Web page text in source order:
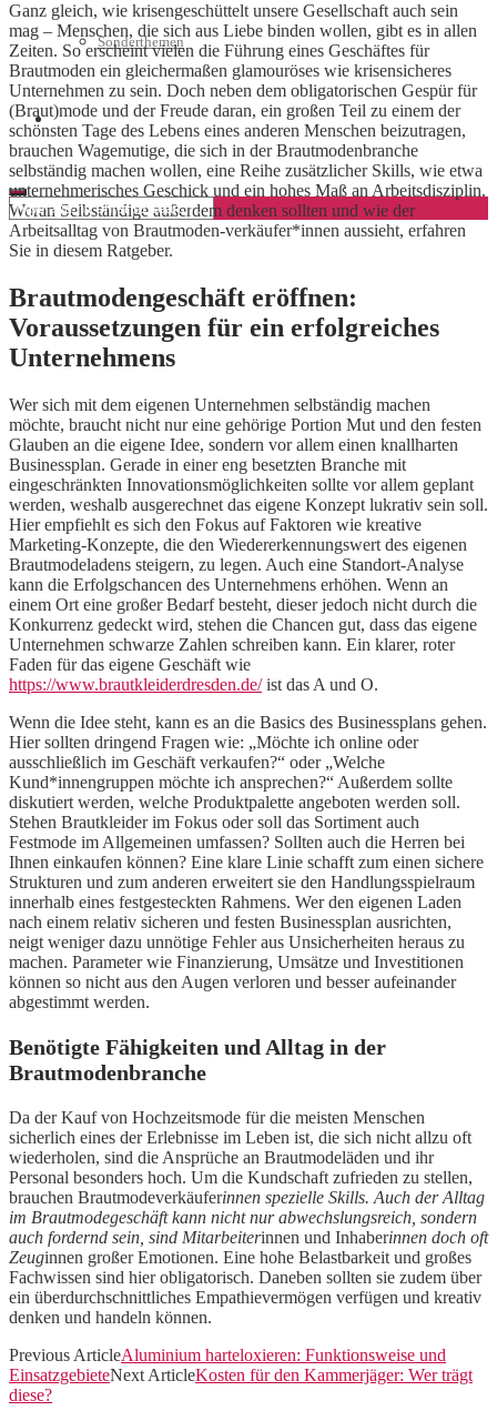
Sonderthemen
Geschäftskonto eröffnen
Ganz gleich, wie krisengeschüttelt unsere Gesellschaft auch sein
mag – Menschen, die sich aus Liebe binden wollen, gibt es in allen
Zeiten. So erscheint vielen die Führung eines Geschäftes für
Brautmoden ein gleichermaßen glamouröses wie krisensicheres
Unternehmen zu sein. Doch neben dem obligatorischen Gespür für
(Braut)mode und der Freude daran, ein großen Teil zu einem der
schönsten Tage des Lebens eines anderen Menschen beizutragen,
brauchen Wagemutige, die sich in der Brautmodenbranche
selbständig machen wollen, eine Reihe zusätzlicher Skills, wie etwa
unternehmerisches Geschick und ein hohes Maß an Arbeitsdisziplin.
Woran Selbständige außerdem denken sollten und wie der
Arbeitsalltag von Brautmoden-verkäufer*innen aussieht, erfahren
Sie in diesem Ratgeber.
Brautmodengeschäft eröffnen:
Voraussetzungen für ein erfolgreiches
Unternehmens
Wer sich mit dem eigenen Unternehmen selbständig machen
möchte, braucht nicht nur eine gehörige Portion Mut und den festen
Glauben an die eigene Idee, sondern vor allem einen knallharten
Businessplan. Gerade in einer eng besetzten Branche mit
eingeschränkten Innovationsmöglichkeiten sollte vor allem geplant
werden, weshalb ausgerechnet das eigene Konzept lukrativ sein soll.
Hier empfiehlt es sich den Fokus auf Faktoren wie kreative
Marketing-Konzepte, die den Wiedererkennungswert des eigenen
Brautmodeladens steigern, zu legen. Auch eine Standort-Analyse
kann die Erfolgschancen des Unternehmens erhöhen. Wenn an
einem Ort eine großer Bedarf besteht, dieser jedoch nicht durch die
Konkurrenz gedeckt wird, stehen die Chancen gut, dass das eigene
Unternehmen schwarze Zahlen schreiben kann. Ein klarer, roter
Faden für das eigene Geschäft wie
https://www.brautkleiderdresden.de/ist das A und O.
Wenn die Idee steht, kann es an die Basics des Businessplans gehen.
Hier sollten dringend Fragen wie: „Möchte ich online oder
ausschließlich im Geschäft verkaufen?“ oder „Welche
Kund*innengruppen möchte ich ansprechen?“ Außerdem sollte
diskutiert werden, welche Produktpalette angeboten werden soll.
Stehen Brautkleider im Fokus oder soll das Sortiment auch
Festmode im Allgemeinen umfassen? Sollten auch die Herren bei
Ihnen einkaufen können? Eine klare Linie schafft zum einen sichere
Strukturen und zum anderen erweitert sie den Handlungsspielraum
innerhalb eines festgesteckten Rahmens. Wer den eigenen Laden
nach einem relativ sicheren und festen Businessplan ausrichten,
neigt weniger dazu unnötige Fehler aus Unsicherheiten heraus zu
machen. Parameter wie Finanzierung, Umsätze und Investitionen
können so nicht aus den Augen verloren und besser aufeinander
abgestimmt werden.
Benötigte Fähigkeiten und Alltag in der
Brautmodenbranche
Da der Kauf von Hochzeitsmode für die meisten Menschen
sicherlich eines der Erlebnisse im Leben ist, die sich nicht allzu oft
wiederholen, sind die Ansprüche an Brautmodeläden und ihr
Personal besonders hoch. Um die Kundschaft zufrieden zu stellen,
brauchen Brautmodeverkäuferinnen spezielle Skills. Auch der Alltag
im Brautmodegeschäft kann nicht nur abwechslungsreich, sondern
auch fordernd sein, sind Mitarbeiterinnen und Inhaberinnen doch oft
Zeuginnen großer Emotionen. Eine hohe Belastbarkeit und großes
Fachwissen sind hier obligatorisch. Daneben sollten sie zudem über
ein überdurchschnittliches Empathievermögen verfügen und kreativ
denken und handeln können.
Previous ArticleAluminium harteloxieren: Funktionsweise und
EinsatzgebieteNext ArticleKosten für den Kammerjäger: Wer trägt
diese?